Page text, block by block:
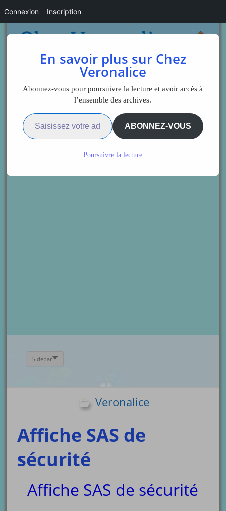
Sidebar
Veronalice
Affiche SAS de
sécurité
Affiche SAS de sécurité
En savoir plus sur Chez
Veronalice
Abonnez-vous pour poursuivre la lecture et avoir accès à
l’ensemble des archives.
Saisissez votre adresse e-mail…
ABONNEZ-VOUS
Poursuivre la lecture
Connexion Inscription